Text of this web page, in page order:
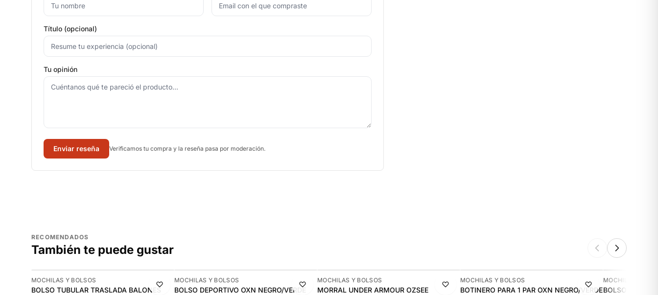
Título (opcional)
Tu opinión
Enviar reseña Verificamos tu compra y la reseña pasa por moderación.
RECOMENDADOS
También te puede gustar
-13%
MOCHILAS Y BOLSOS
BOLSO TUBULAR TRASLADA BALONES
-10%
MOCHILAS Y BOLSOS
BOLSO DEPORTIVO OXN NEGRO/VERDE
-19%
MOCHILAS Y BOLSOS
MORRAL UNDER ARMOUR OZSEE
-20%
MOCHILAS Y BOLSOS
BOTINERO PARA 1 PAR OXN NEGRO/VERDE
-10%
MOCHILAS Y
BOLSO